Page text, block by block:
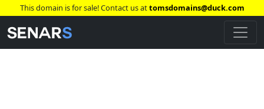
This domain is for sale! Contact us attomsdomains@duck.com